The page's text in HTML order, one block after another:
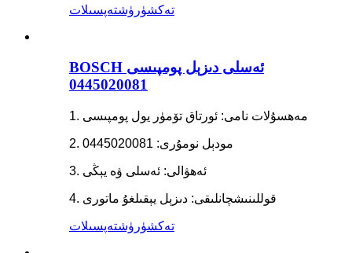
تەكشۈرۈشتەپسىلات
BOSCH ئەسلى دىزېل پومپىسى
0445020081
1. مەھسۇلات نامى: ئورتاق تۆمۈر يول پومپىسى
2. مودېل نومۇرى: 0445020081
3. ئەھۋالى: ئەسلى ۋە يېڭى
4. قوللىنىشچانلىقى: دىزېل يېقىلغۇ ماتورى
تەكشۈرۈشتەپسىلات